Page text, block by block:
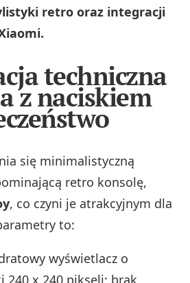
retro oraz integracji
techniczna
z naciskiem
się minimalistyczną
retro konsolę,
, co czyni je atrakcyjnym dla
to:
wyświetlacz o
240 x 240 pikseli; brak